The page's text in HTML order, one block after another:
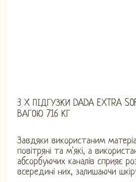
3 X ПІДГУЗКИ DADA EXTRA
ВАГОЮ 716 КГ
Завдяки використаним
повітряні та м'які, а
абсорбуючих каналів сприяє
всередині них, залишаючи